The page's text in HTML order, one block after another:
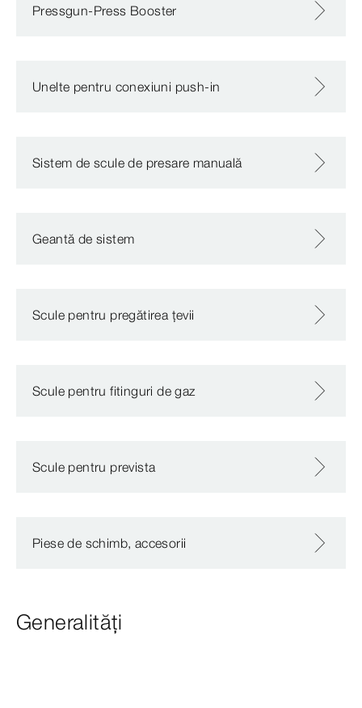
Pressgun-Press Booster
Unelte pentru conexiuni push-in
Sistem de scule de presare manuală
Geantă de sistem
Scule pentru pregătirea țevii
Scule pentru fitinguri de gaz
Scule pentru prevista
Piese de schimb, accesorii
Generalități